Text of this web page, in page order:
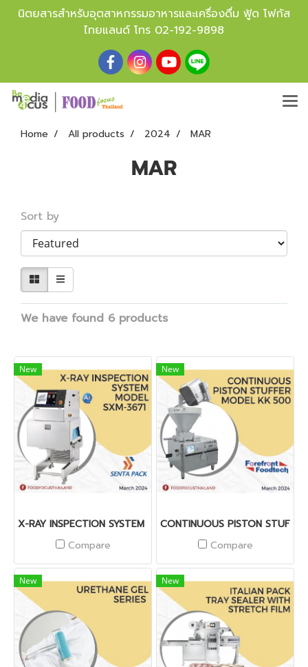
นิตยสารสำหรับอุตสาหกรรมอาหารและเครื่องดื่ม ฟู้ด โฟกัส
ไทยแลนด์ โทร 02-192-9898
Home All products 2024 MAR
MAR
Sort by
We have found 6 products
New
X-RAY INSPECTION SYSTEM MODEL SXM-3671
Compare
New
CONTINUOUS PISTON
Compare
New New